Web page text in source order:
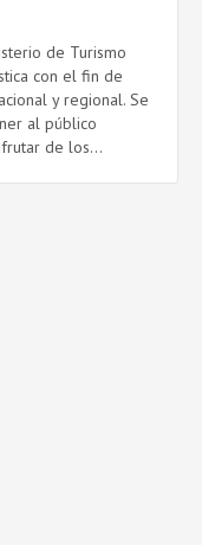
de Turismo
con el fin de
y regional. Se
al público
de los...